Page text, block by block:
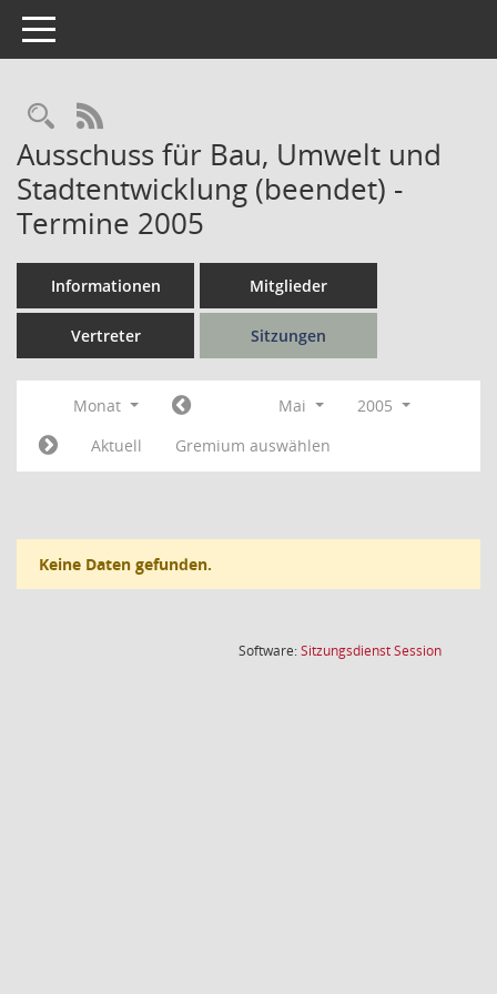
Toggle navigation
Rechercheauswahl
RSS-Feed
Ausschuss für Bau, Umwelt und
Stadtentwicklung (beendet) -
Termine 2005
Informationen Mitglieder
Vertreter Sitzungen
Monat Mai
2005
Aktuell
Gremium auswählen
Keine Daten gefunden.
Software:SitzungsdienstSession(Wird in